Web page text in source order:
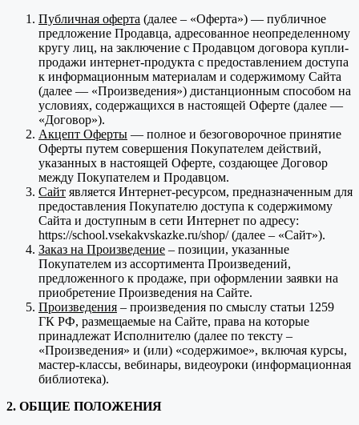
Публичная оферта (далее – «Оферта») — публичное
предложение Продавца, адресованное неопределенному
кругу лиц, на заключение с Продавцом договора купли-
продажи интернет-продукта с предоставлением доступа
к информационным материалам и содержимому Сайта
(далее — «Произведения») дистанционным способом на
условиях, содержащихся в настоящей Оферте (далее —
«Договор»).
Акцепт Оферты — полное и безоговорочное принятие
Оферты путем совершения Покупателем действий,
указанных в настоящей Оферте, создающее Договор
между Покупателем и Продавцом.
Сайт является Интернет-ресурсом, предназначенным для
предоставления Покупателю доступа к содержимому
Сайта и доступным в сети Интернет по адресу:
https://school.vsekakvskazke.ru/shop/ (далее – «Сайт»).
Заказ на Произведение – позиции, указанные
Покупателем из ассортимента Произведений,
предложенного к продаже, при оформлении заявки на
приобретение Произведения на Сайте.
Произведения – произведения по смыслу статьи 1259
ГК РФ, размещаемые на Сайте, права на которые
принадлежат Исполнителю (далее по тексту –
«Произведения» и (или) «содержимое», включая курсы,
мастер-классы, вебинары, видеоуроки (информационная
библиотека).
2. ОБЩИЕ ПОЛОЖЕНИЯ